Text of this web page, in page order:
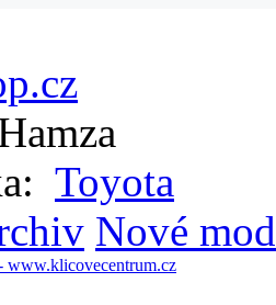
Toyota
Nové